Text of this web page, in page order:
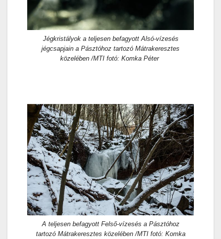
Jégkristályok a teljesen befagyott Alsó-vízesés
jégcsapjain a Pásztóhoz tartozó Mátrakeresztes
közelében /MTI fotó: Komka Péter
A teljesen befagyott Felső-vízesés a Pásztóhoz
tartozó Mátrakeresztes közelében /MTI fotó: Komka